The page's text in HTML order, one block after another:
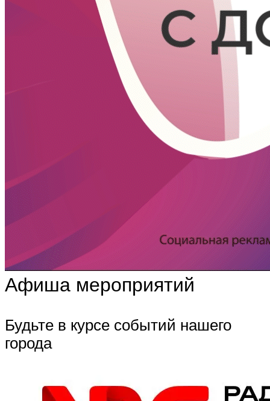
Афиша мероприятий
Будьте в курсе событий нашего
города